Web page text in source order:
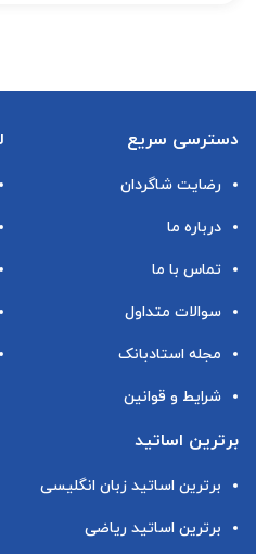
دسترسی سریع
رضایت شاگردان
درباره ما
تماس با ما
سوالات متداول
مجله استادبانک
شرایط و قوانین
برترین اساتید
برترین اساتید زبان انگلیسی
برترین اساتید ریاضی